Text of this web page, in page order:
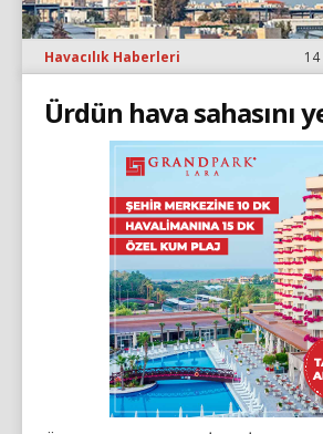
Havacılık Haberleri
Ürdün hava sahasını